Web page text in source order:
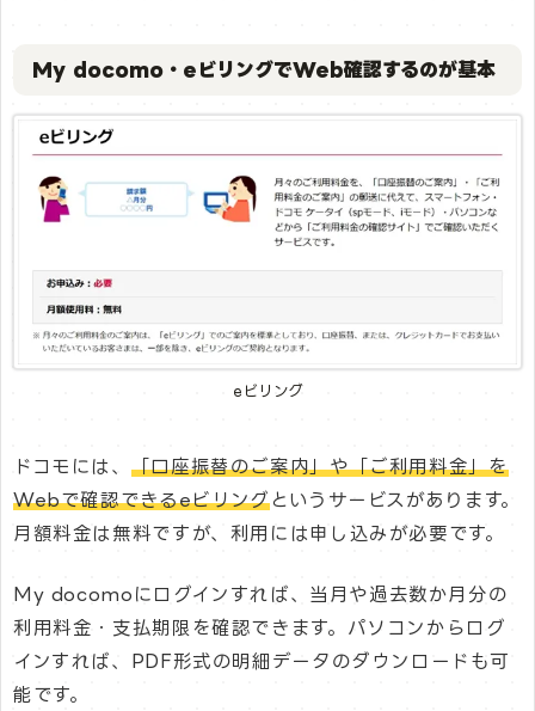
My docomo・eビリングでWeb確認するのが基本
eビリング
ドコモには、 「口座振替のご案内」や「ご利用料金」を
Webで確認できるeビリングというサービスがあります。
月額料金は無料ですが、利用には申し込みが必要です。
My docomoにログインすれば、当月や過去数か月分の
利用料金・支払期限を確認できます。パソコンからログ
インすれば、PDF形式の明細データのダウンロードも可
能です。